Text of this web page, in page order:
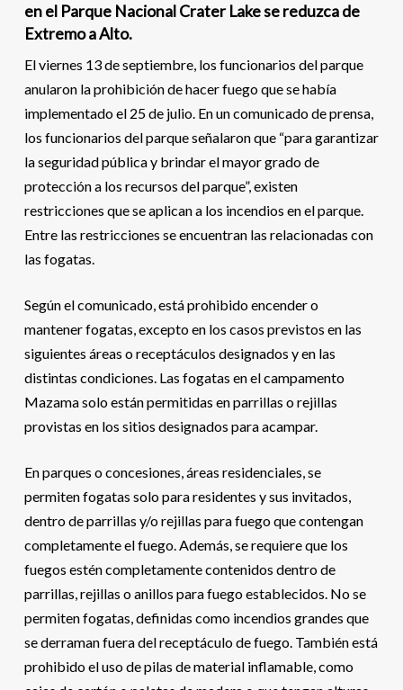
en el Parque Nacional Crater Lake se reduzca de
Extremo a Alto.
El viernes 13 de septiembre, los funcionarios del parque
anularon la prohibición de hacer fuego que se había
implementado el 25 de julio. En un comunicado de prensa,
los funcionarios del parque señalaron que “para garantizar
la seguridad pública y brindar el mayor grado de
protección a los recursos del parque”, existen
restricciones que se aplican a los incendios en el parque.
Entre las restricciones se encuentran las relacionadas con
las fogatas.
Según el comunicado, está prohibido encender o
mantener fogatas, excepto en los casos previstos en las
siguientes áreas o receptáculos designados y en las
distintas condiciones. Las fogatas en el campamento
Mazama solo están permitidas en parrillas o rejillas
provistas en los sitios designados para acampar.
En parques o concesiones, áreas residenciales, se
permiten fogatas solo para residentes y sus invitados,
dentro de parrillas y/o rejillas para fuego que contengan
completamente el fuego. Además, se requiere que los
fuegos estén completamente contenidos dentro de
parrillas, rejillas o anillos para fuego establecidos. No se
permiten fogatas, definidas como incendios grandes que
se derraman fuera del receptáculo de fuego. También está
prohibido el uso de pilas de material inflamable, como